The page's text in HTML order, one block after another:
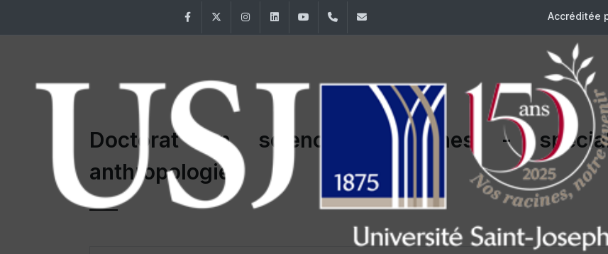
FacebookTwitter InstagramLinkedInYouTube+961 (1) 421 587 Accréditée
Doctorat en sciences humaines -
anthropologie